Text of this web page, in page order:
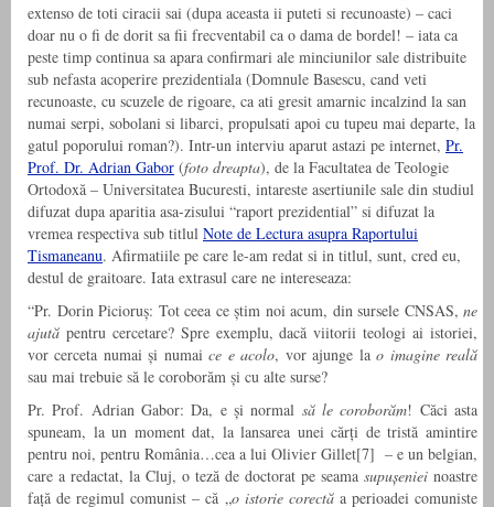
extenso de toti ciracii sai (dupa aceasta ii puteti si recunoaste) – caci
doar nu o fi de dorit sa fii frecventabil ca o dama de bordel! – iata ca
peste timp continua sa apara confirmari ale minciunilor sale distribuite
sub nefasta acoperire prezidentiala (Domnule Basescu, cand veti
recunoaste, cu scuzele de rigoare, ca ati gresit amarnic incalzind la san
numai serpi, sobolani si libarci, propulsati apoi cu tupeu mai departe, la
gatul poporului roman?). Intr-un interviu aparut astazi pe internet, Pr.
Prof. Dr. Adrian Gabor (foto dreapta), de la Facultatea de Teologie
Ortodoxă – Universitatea Bucuresti, intareste asertiunile sale din studiul
difuzat dupa aparitia asa-zisului “raport prezidential” si difuzat la
vremea respectiva sub titlul Note de Lectura asupra Raportului
Tismaneanu. Afirmatiile pe care le-am redat si in titlul, sunt, cred eu,
destul de graitoare. Iata extrasul care ne intereseaza:
“Pr. Dorin Picioruș: Tot ceea ce știm noi acum, din sursele CNSAS, ne
ajută pentru cercetare? Spre exemplu, dacă viitorii teologi ai istoriei,
vor cerceta numai și numaice e acolo, vor ajunge lao imagine reală
sau mai trebuie să le coroborăm și cu alte surse?
Pr. Prof. Adrian Gabor: Da, e și normal să le coroborăm! Căci asta
spuneam, la un moment dat, la lansarea unei cărți de tristă amintire
pentru noi, pentru România…cea a lui Olivier Gillet[7] – e un belgian,
care a redactat, la Cluj, o teză de doctorat pe seama supușeniei noastre
față de regimul comunist – că „o istorie corectăa perioadei comuniste